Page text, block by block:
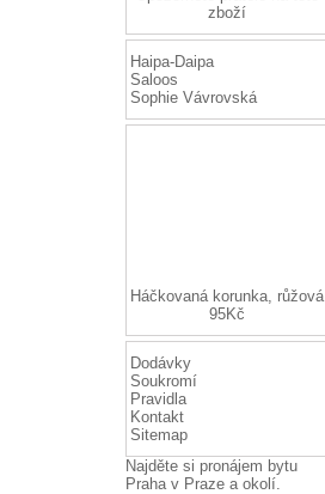
zboží
Haipa-Daipa
Saloos
Sophie Vávrovská
Háčkovaná korunka, růžová
95Kč
Dodávky
Soukromí
Pravidla
Kontakt
Sitemap
Najděte si pronájem bytu
Prahav Praze a okolí.